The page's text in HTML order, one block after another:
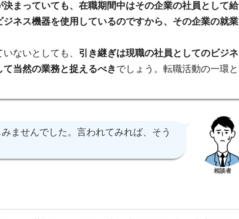
決まっていても、在職期間中はその企業の社員として給
ネス機器を使用しているのですから、その企業の就業
ないとしても、 引き継ぎは現職の社員としてのビジネ
当然の業務と捉えるべきでしょう。転職活動の一環と
ませんでした。言われてみれば、そう
相談者